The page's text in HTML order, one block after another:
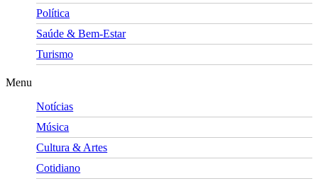
Política
Saúde & Bem-Estar
Turismo
Menu
Notícias
Música
Cultura & Artes
Cotidiano